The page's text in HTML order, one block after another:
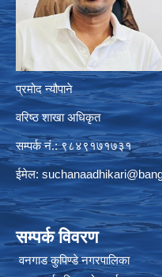
प्रमोद न्यौपाने
वरिष्ठ शाखा अधिकृत
सम्पर्क नं.: ९८४९१७१७३१
ईमेल:
सम्पर्क विवरण
वनगाड कुपिण्डे नगरपालिका